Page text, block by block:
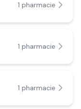
1 pharmacie
1 pharmacie
1 pharmacie